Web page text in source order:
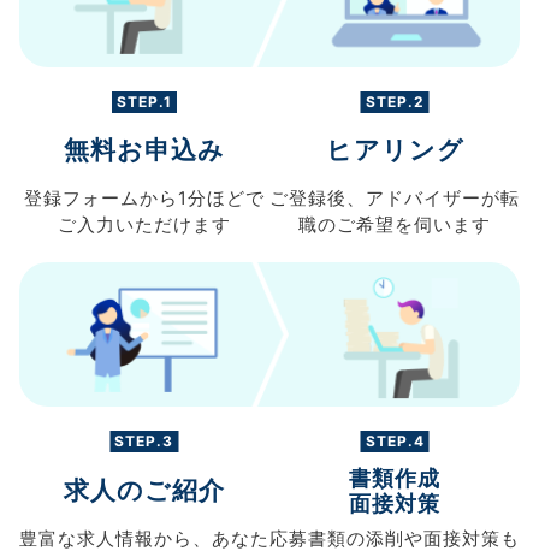
STEP.1
無料お申込み
登録フォームから 1分ほどで
ご入力 いただけます
STEP.2
ヒアリング
ご登録後、 アドバイザーが転
職のご希望を伺います
STEP.3
求人のご紹介
豊富な求人情報から、 あなた
STEP.4
書類作成
面接対策
応募書類の添削や面接対策も